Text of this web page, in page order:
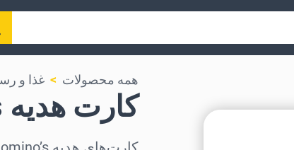
همه محصولات غذا و
کارت هدیه Domino’s